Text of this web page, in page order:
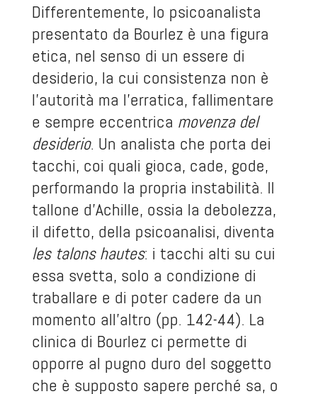
Differentemente, lo psicoanalista
presentato da Bourlez è una figura
etica, nel senso di un essere di
desiderio, la cui consistenza non è
l’autorità ma l’erratica, fallimentare
e sempre eccentrica movenza del
desiderio. Un analista che porta dei
tacchi, coi quali gioca, cade, gode,
performando la propria instabilità. Il
tallone d’Achille, ossia la debolezza,
il difetto, della psicoanalisi, diventa
les talons hautes: i tacchi alti su cui
essa svetta, solo a condizione di
traballare e di poter cadere da un
momento all’altro (pp. 142-44). La
clinica di Bourlez ci permette di
opporre al pugno duro del soggetto
che è supposto sapere perché sa, o